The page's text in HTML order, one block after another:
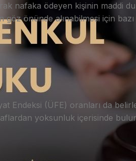
nafaka ödeyen kişinin maddi
göz önünde alınabilmesi için
Endeksi (ÜFE) oranları da
yoksunluk içerisinde